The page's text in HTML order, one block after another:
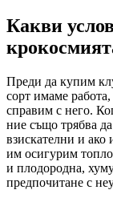
Какви
Преди да купим
сорт имаме
справим с него.
ние също трябва
взискателни и ако
им осигурим
и плодородна,
предпочитане с